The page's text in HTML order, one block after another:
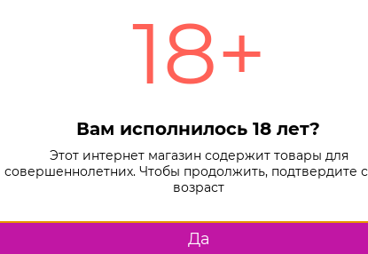
Нет в
18+
Вам исполнилось 18 лет?
Этот интернет магазин содержит товары для
совершеннолетних. Чтобы продолжить, подтвердите
возраст
Да